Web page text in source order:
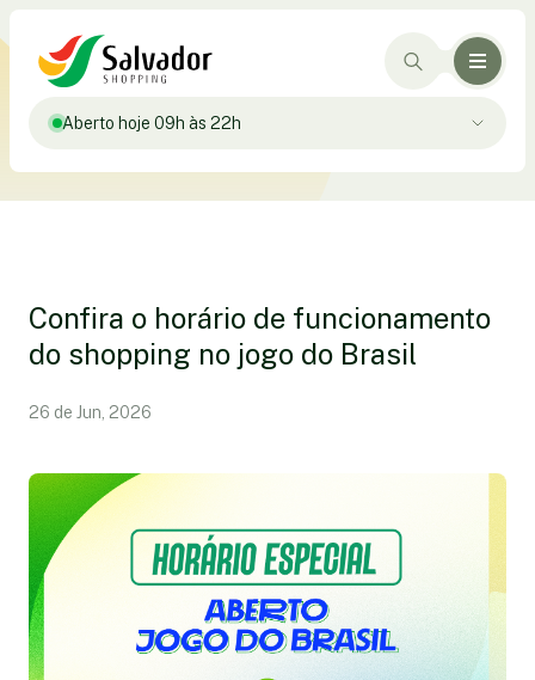
Aberto hoje 09h às 22h
Confira o horário de funcionamento
do shopping no jogo do Brasil
26 de Jun, 2026